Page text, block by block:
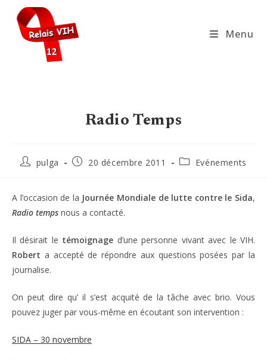
content
Menu
Radio Temps
Auteur/autrice
publication :
pulga
Publication
20 décembre 2011
PostEvénements
A l’occasion de la Journée Mondiale de lutte contre le Sida,
Radio temps nous a contacté.
Il désirait le témoignage d’une personne vivant avec le VIH.
Robert a accepté de répondre aux questions posées par la
journalise.
On peut dire qu’ il s’est acquité de la tâche avec brio. Vous
pouvez juger par vous-même en écoutant son intervention :
SIDA – 30 novembre